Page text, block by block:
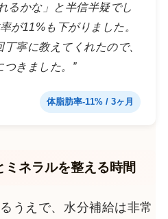
るかな」と半信半疑でし
が11%も下がりました。
寧に教えてくれたので、
つきました。”
体脂肪率-11% / 3ヶ月
ネラルを整える時間
うえで、水分補給は非常